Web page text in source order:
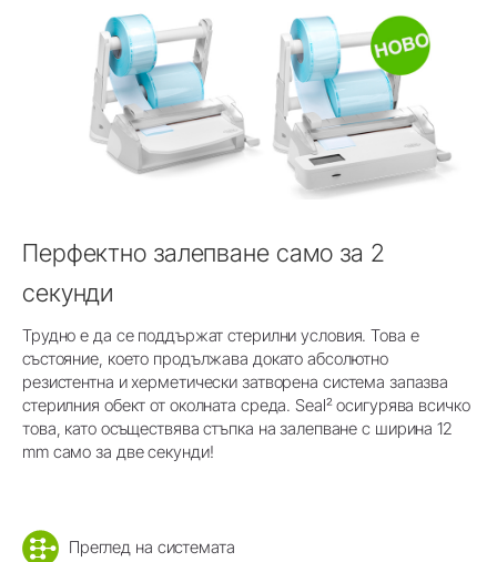
Перфектно залепване само за 2
секунди
Трудно е да се поддържат стерилни условия. Това е
състояние, което продължава докато абсолютно
резистентна и херметически затворена система запазва
стерилния обект от околната среда. Seal² осигурява всичко
това, като осъществява стъпка на залепване с ширина 12
mm само за две секунди!
Преглед на системата